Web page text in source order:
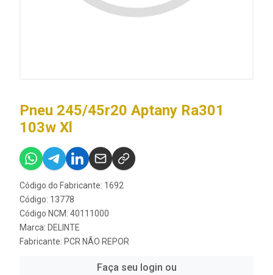
Pneu 245/45r20 Aptany Ra301
103w Xl
Código do Fabricante: 1692
Código: 13778
Código NCM: 40111000
Marca: DELINTE
Fabricante: PCR NÃO REPOR
Faça seu login ou